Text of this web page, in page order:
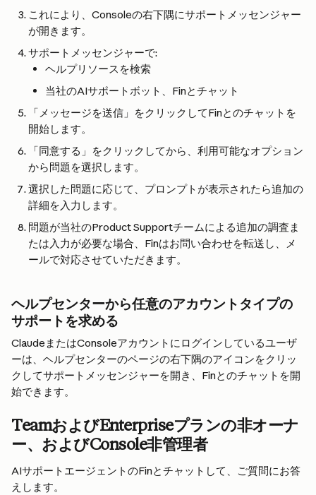
これにより、Consoleの右下隅にサポートメッセンジャー
が開きます。
サポートメッセンジャーで:
ヘルプリソースを検索
当社のAIサポートボット、Finとチャット
「メッセージを送信」をクリックしてFinとのチャットを
開始します。
「同意する」をクリックしてから、利用可能なオプション
から問題を選択します。
選択した問題に応じて、プロンプトが表示されたら追加の
詳細を入力します。
問題が当社のProduct Supportチームによる追加の調査ま
たは入力が必要な場合、Finはお問い合わせを転送し、メ
ールで対応させていただきます。
ヘルプセンターから任意のアカウントタイプの
サポートを求める
ClaudeまたはConsoleアカウントにログインしているユーザ
ーは、ヘルプセンターのページの右下隅のアイコンをクリッ
クしてサポートメッセンジャーを開き、Finとのチャットを開
始できます。
TeamおよびEnterpriseプランの非オーナ
ー、およびConsole非管理者
AIサポートエージェントのFinとチャットして、ご質問にお答
えします。